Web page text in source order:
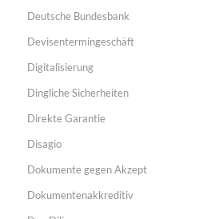
Deutsche Bundesbank
Devisentermingeschäft
Digitalisierung
Dingliche Sicherheiten
Direkte Garantie
Disagio
Dokumente gegen Akzept
Dokumentenakkreditiv